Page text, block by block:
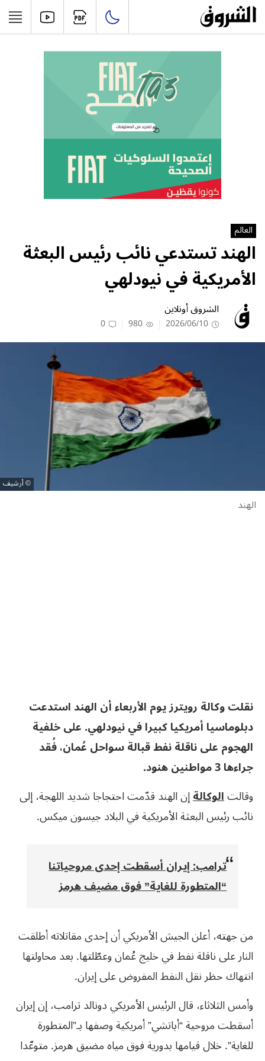
العالم
الهند تستدعي ​نائب ⁠رئيس البعثة
الأمريكية في نيودلهي
الشروق أونلاين
2026/06/10
980
0
أرشيف
الهند
نقلت وكالة رويترز ‌يوم الأربعاء أن ​الهند استدعت ​
دبلوماسيا أمريكيا كبيرا ⁠في ​نيودلهي. ​على خلفية
الهجوم على ناقلة ​نفط ​قبالة سواحل عُمان، ‌فُقد
جراءها 3 مواطنين هنود.
وقالتالوكالةإن ​الهند ​قدّمت ⁠احتجاجا شديد اللهجة، ​إلى ​
نائب ⁠رئيس البعثة الأمريكية في ⁠البلاد ​جيسون ​ميكس.
ترامب: إيران أسقطت إحدى مروحياتنا
“المتطورة للغاية” فوق مضيف هرمز
من جهته، أعلن الجيش الأمريكي أن إحدى مقاتلاته أطلقت
النار على ناقلة نفط في خليج عُمان وعطّلتها. بعد محاولتها
انتهاك حظر نقل النفط المفروض على إيران.
وأمس الثلاثاء، قال الرئيس الأمريكي دونالد ترامب، إن إيران
أسقطت مروحية “أباتشي” أمريكية وصفها بـ”المتطورة
للغاية”. خلال قيامها بدورية فوق مياه مضيق هرمز. متوعّدا